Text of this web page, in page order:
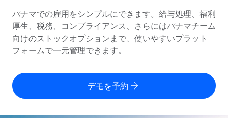
グローバル給与処理
コンプライアンス対応の給与処理を手軽に
Employer of Record（EOR）
グローバル展開をコストをかけずに実現
Contractor of Record
世界中の契約社員と法令を遵守して契約
各国の制度に対応
国別ガイド
/国別のグローバル雇用支援を検索する
Remoteを他社と比較
リソース
ツールと計算ツール
従業員コスト計算ツール
価格
English
パナマでの雇用をシンプルにできます。給与処理、福利
厚生、税務、コンプライアンス、さらにはパナマチーム
向けのストックオプションまで、使いやすいプラット
フォームで一元管理できます。
デモを予約